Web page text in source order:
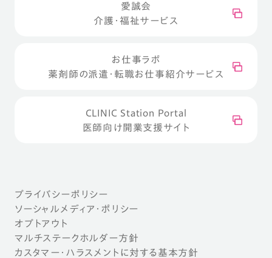
愛誠会
介護・福祉サービス
お仕事ラボ
薬剤師の派遣・転職お仕事紹介サービス
CLINIC Station Portal
医師向け開業支援サイト
プライバシーポリシー
ソーシャルメディア・ポリシー
オプトアウト
マルチステークホルダー方針
カスタマー・ハラスメントに対する基本方針